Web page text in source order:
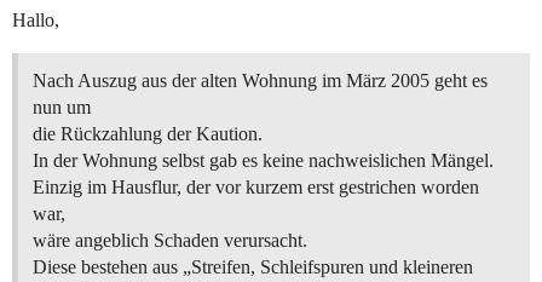
Hallo,
Nach Auszug aus der alten Wohnung im März 2005 geht es
nun um
die Rückzahlung der Kaution.
In der Wohnung selbst gab es keine nachweislichen Mängel.
Einzig im Hausflur, der vor kurzem erst gestrichen worden
war,
wäre angeblich Schaden verursacht.
Diese bestehen aus „Streifen, Schleifspuren und kleineren